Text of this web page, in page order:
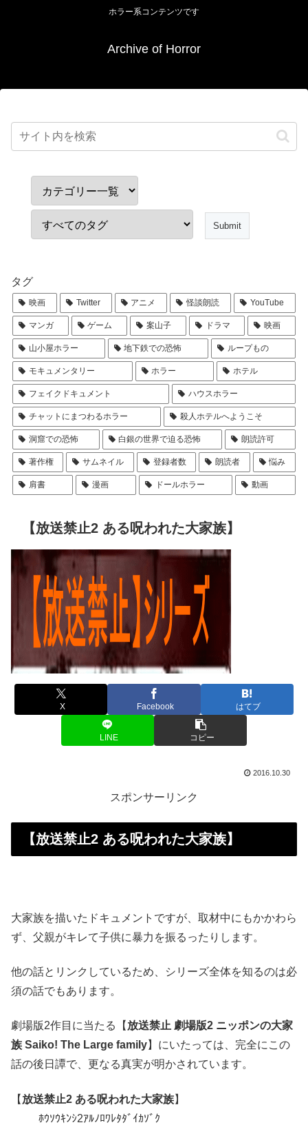
ホラー系コンテンツです
Archive of Horror
タグ
映画 Twitter アニメ 怪談朗読 YouTube
マンガ ゲーム 案山子 ドラマ 映画
山小屋ホラー 地下鉄での恐怖 ループもの
モキュメンタリー ホラー ホテル
フェイクドキュメント ハウスホラー
チャットにまつわるホラー 殺人ホテルへようこそ
洞窟での恐怖 白銀の世界で迫る恐怖 朗読許可
著作権 サムネイル 登録者数 朗読者 悩み
肩書 漫画 ドールホラー 動画
【放送禁止2 ある呪われた大家族】
X Facebook はてブ
LINE コピー
2016.10.30
スポンサーリンク
【放送禁止2 ある呪われた大家族】
大家族を描いたドキュメントですが、取材中にもかかわら
ず、父親がキレて子供に暴力を振るったりします。
他の話とリンクしているため、シリーズ全体を知るのは必
須の話でもあります。
劇場版2作目に当たる【 放送禁止 劇場版2 ニッポンの大家
族 Saiko! The Large family】にいたっては、完全にこの
話の後日譚で、更なる真実が明かされています。
【 放送禁止2 ある呪われた大家族】
ﾎｳｿｳｷﾝｼ2ｱﾙﾉﾛﾜﾚﾀﾀﾞｲｶｿﾞｸ